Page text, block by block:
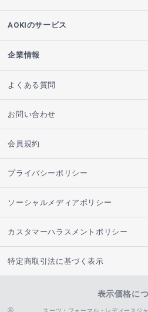
AOKIのサービス
企業情報
よくある質問
お問い合わせ
会員規約
プライバシーポリシー
ソーシャルメディアポリシー
カスタマーハラスメントポリシー
特定商取引法に基づく表示
表示価格に
スーツ・フォーマル・レディースジ